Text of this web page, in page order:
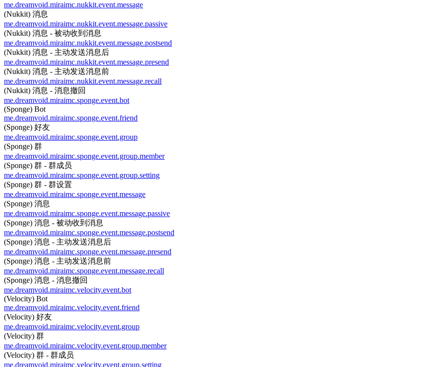
me.dreamvoid.miraimc.nukkit.event.message
(Nukkit) 消息
me.dreamvoid.miraimc.nukkit.event.message.passive
(Nukkit) 消息 - 被动收到消息
me.dreamvoid.miraimc.nukkit.event.message.postsend
(Nukkit) 消息 - 主动发送消息后
me.dreamvoid.miraimc.nukkit.event.message.presend
(Nukkit) 消息 - 主动发送消息前
me.dreamvoid.miraimc.nukkit.event.message.recall
(Nukkit) 消息 - 消息撤回
me.dreamvoid.miraimc.sponge.event.bot
(Sponge) Bot
me.dreamvoid.miraimc.sponge.event.friend
(Sponge) 好友
me.dreamvoid.miraimc.sponge.event.group
(Sponge) 群
me.dreamvoid.miraimc.sponge.event.group.member
(Sponge) 群 - 群成员
me.dreamvoid.miraimc.sponge.event.group.setting
(Sponge) 群 - 群设置
me.dreamvoid.miraimc.sponge.event.message
(Sponge) 消息
me.dreamvoid.miraimc.sponge.event.message.passive
(Sponge) 消息 - 被动收到消息
me.dreamvoid.miraimc.sponge.event.message.postsend
(Sponge) 消息 - 主动发送消息后
me.dreamvoid.miraimc.sponge.event.message.presend
(Sponge) 消息 - 主动发送消息前
me.dreamvoid.miraimc.sponge.event.message.recall
(Sponge) 消息 - 消息撤回
me.dreamvoid.miraimc.velocity.event.bot
(Velocity) Bot
me.dreamvoid.miraimc.velocity.event.friend
(Velocity) 好友
me.dreamvoid.miraimc.velocity.event.group
(Velocity) 群
me.dreamvoid.miraimc.velocity.event.group.member
(Velocity) 群 - 群成员
me.dreamvoid.miraimc.velocity.event.group.setting